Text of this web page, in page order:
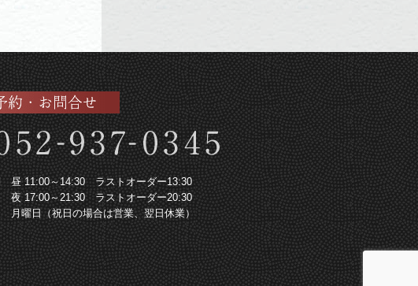
昼 11:00～14:30 ラストオーダー13:30
夜 17:00～21:30 ラストオーダー20:30
月曜日（祝日の場合は営業、翌日休業）